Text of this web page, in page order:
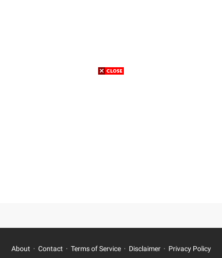
About Contact Terms of Service Disclaimer Privacy Policy